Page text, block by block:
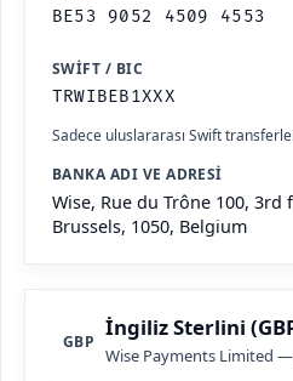
BE53 9052 4509 4553
SWIFT / BIC
TRWIBEB1XXX
Sadece uluslararası Swift
BANKA ADI VE ADRESI
Wise, Rue du Trône 100, 3rd
Brussels, 1050, Belgium
GBP İngiliz Sterlini
Wise Payments Limited —